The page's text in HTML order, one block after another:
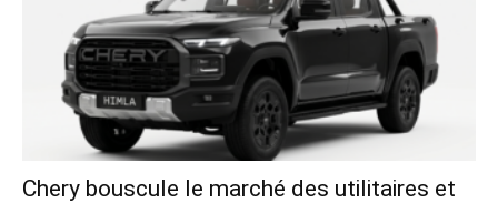
Chery bouscule le marché des utilitaires et